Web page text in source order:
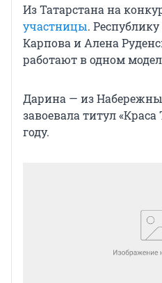
Из Татарстана на
участницы.
Карпова и Алена
работают в одном
Дарина — из
завоевала титул «Краса
году.